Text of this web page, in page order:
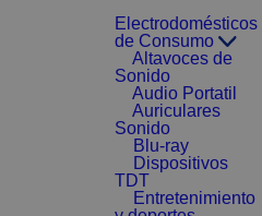
Electrodomésticos
de Consumo
Altavoces de
Sonido
Audio Portatil
Auriculares
Sonido
Blu-ray
Dispositivos
TDT
Entretenimiento